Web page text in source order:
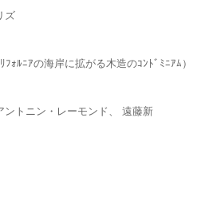
ズ
ｫﾙﾆｱの海岸に拡がる木造のｺﾝﾄﾞﾐﾆｱﾑ）
トニン・レーモンド、 遠藤新